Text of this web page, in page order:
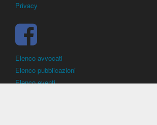
Privacy
Elenco avvocati
Elenco pubblicazioni
Elenco eventi